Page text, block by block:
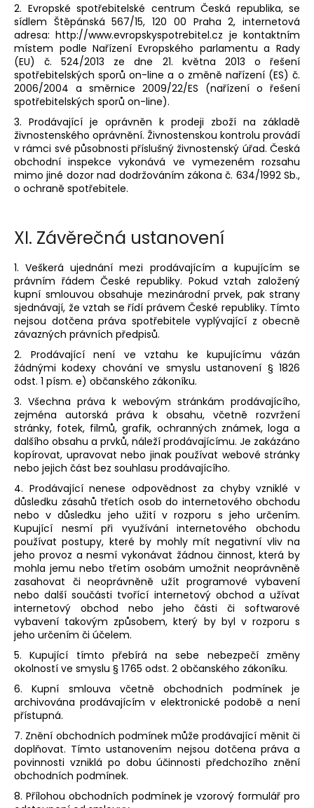
2. Evropské spotřebitelské centrum Česká republika, se
sídlem Štěpánská 567/15, 120 00 Praha 2, internetová
adresa: http://www.evropskyspotrebitel.cz je kontaktním
místem podle Nařízení Evropského parlamentu a Rady
(EU) č. 524/2013 ze dne 21. května 2013 o řešení
spotřebitelských sporů on-line a o změně nařízení (ES) č.
2006/2004 a směrnice 2009/22/ES (nařízení o řešení
spotřebitelských sporů on-line).
3. Prodávající je oprávněn k prodeji zboží na základě
živnostenského oprávnění. Živnostenskou kontrolu provádí
v rámci své působnosti příslušný živnostenský úřad. Česká
obchodní inspekce vykonává ve vymezeném rozsahu
mimo jiné dozor nad dodržováním zákona č. 634/1992 Sb.,
o ochraně spotřebitele.
XI. Závěrečná ustanovení
1. Veškerá ujednání mezi prodávajícím a kupujícím se
právním řádem České republiky. Pokud vztah založený
kupní smlouvou obsahuje mezinárodní prvek, pak strany
sjednávají, že vztah se řídí právem České republiky. Tímto
nejsou dotčena práva spotřebitele vyplývající z obecně
závazných právních předpisů.
2. Prodávající není ve vztahu ke kupujícímu vázán
žádnými kodexy chování ve smyslu ustanovení § 1826
odst. 1 písm. e) občanského zákoníku.
3. Všechna práva k webovým stránkám prodávajícího,
zejména autorská práva k obsahu, včetně rozvržení
stránky, fotek, filmů, grafik, ochranných známek, loga a
dalšího obsahu a prvků, náleží prodávajícímu. Je zakázáno
kopírovat, upravovat nebo jinak používat webové stránky
nebo jejich část bez souhlasu prodávajícího.
4. Prodávající nenese odpovědnost za chyby vzniklé v
důsledku zásahů třetích osob do internetového obchodu
nebo v důsledku jeho užití v rozporu s jeho určením.
Kupující nesmí při využívání internetového obchodu
používat postupy, které by mohly mít negativní vliv na
jeho provoz a nesmí vykonávat žádnou činnost, která by
mohla jemu nebo třetím osobám umožnit neoprávněně
zasahovat či neoprávněně užít programové vybavení
nebo další součásti tvořící internetový obchod a užívat
internetový obchod nebo jeho části či softwarové
vybavení takovým způsobem, který by byl v rozporu s
jeho určením či účelem.
5. Kupující tímto přebírá na sebe nebezpečí změny
okolností ve smyslu § 1765 odst. 2 občanského zákoníku.
6. Kupní smlouva včetně obchodních podmínek je
archivována prodávajícím v elektronické podobě a není
přístupná.
7. Znění obchodních podmínek může prodávající měnit či
doplňovat. Tímto ustanovením nejsou dotčena práva a
povinnosti vzniklá po dobu účinnosti předchozího znění
obchodních podmínek.
8. Přílohou obchodních podmínek je vzorový formulář pro